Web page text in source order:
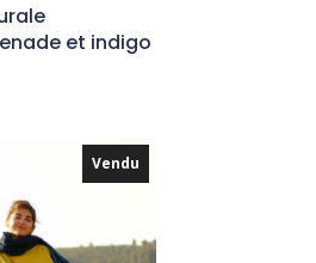
et indigo
Vendu